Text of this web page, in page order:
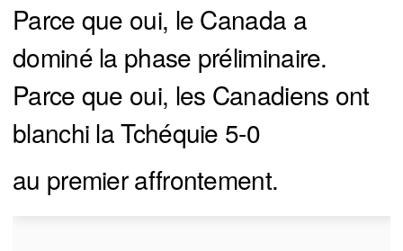
Parce que oui, le Canada a
dominé la phase préliminaire.
Parce que oui, les Canadiens ont
blanchi la Tchéquie 5-0
au premier affrontement.